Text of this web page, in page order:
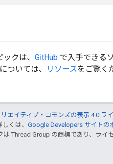
クは、 GitHub で入手できる
ついては、
リソースをご覧く
リエイティブ・コモンズの表示 4.0 ラ
くは、 Google Developers サイトの
Thread Group の商標であり、ライ